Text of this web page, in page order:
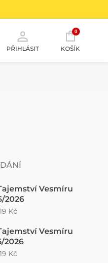
PŘIHLÁSIT
0
KOŠÍK
Vesmíru
2026
Kč
Vesmíru
2026
Kč